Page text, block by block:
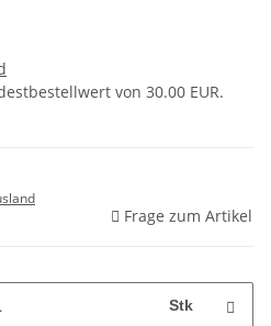
von 30.00 EUR.
Frage zum Artikel
Stk